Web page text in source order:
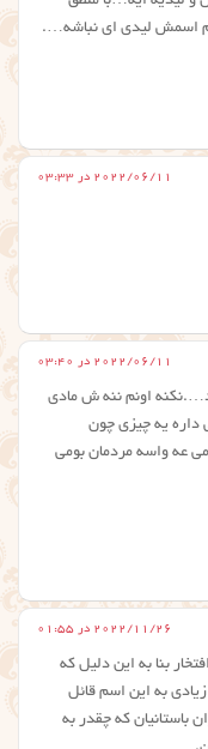
اسمش لیدی ای نباشه….
2022/06/11 در 03:33
2022/06/11 در 03:40
اونم ننه ش مادی
داره یه چیزی چون
عه واسه مردمان بومی
2022/11/26 در 01:55
بنا به این دلیل که
به این اسم قائل
باستانیان که چقدر به